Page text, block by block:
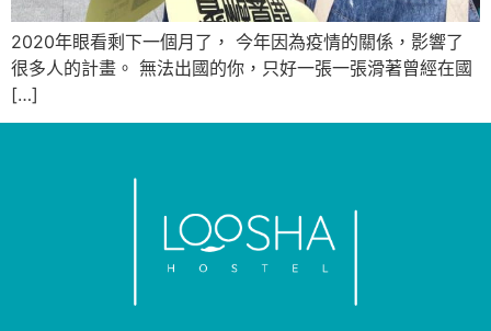
2020年眼看剩下一個月了， 今年因為疫情的關係，影響了
很多人的計畫。 無法出國的你，只好一張一張滑著曾經在國
[…]